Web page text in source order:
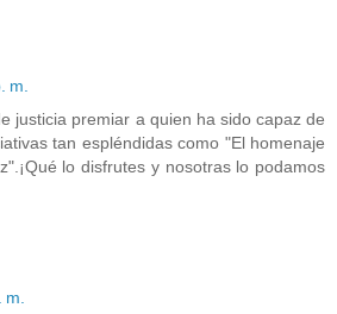
m.
justicia premiar a quien ha sido capaz de
tan espléndidas como "El homenaje
lo disfrutes y nosotras lo podamos